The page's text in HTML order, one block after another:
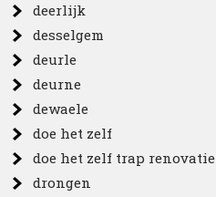
deerlijk
desselgem
deurle
deurne
dewaele
doe het zelf
doe het zelf trap renovatie
drongen